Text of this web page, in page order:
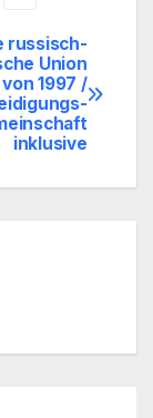
russisch-
Union
von 1997 /
inklusive